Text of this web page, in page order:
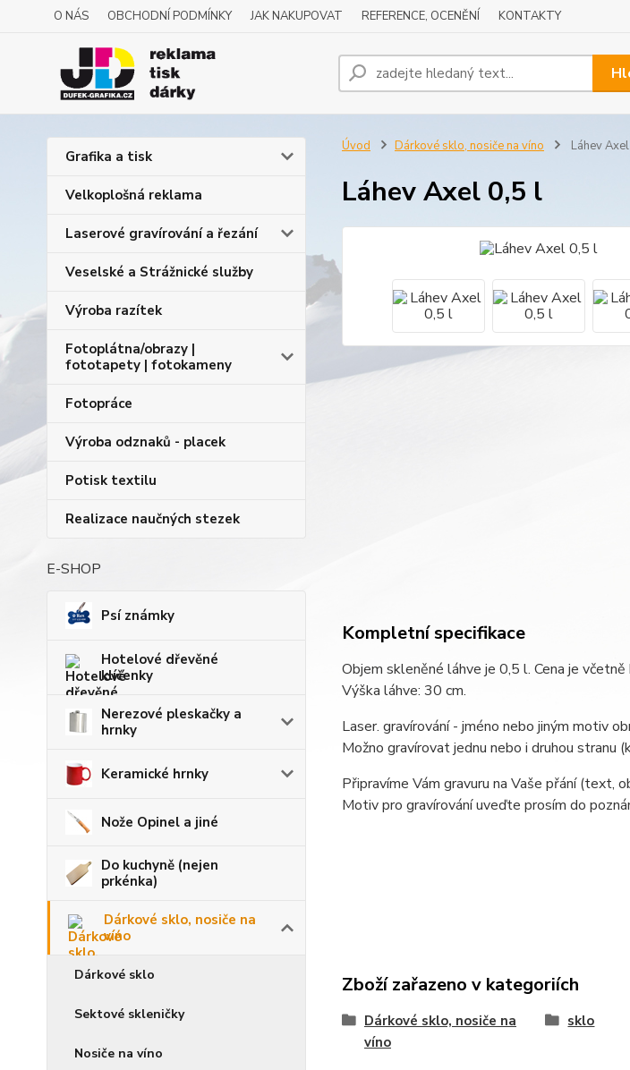
O NÁS OBCHODNÍ PODMÍNKY JAK NAKUPOVAT REFERENCE, OCENĚNÍ KONTAKTY
Grafika a tisk
Velkoplošná reklama
Laserové gravírování a řezání
Veselské a Strážnické služby
Výroba razítek
Fotoplátna/obrazy |
fototapety | fotokameny
Fotopráce
Výroba odznaků - placek
Potisk textilu
Realizace naučných stezek
E-SHOP
Psí známky
Hotelové dřevěné
klíčenky
Nerezové pleskačky a
hrnky
Keramické hrnky
Nože Opinel a jiné
Do kuchyně (nejen
prkénka)
Dárkové sklo, nosiče na
víno
Dárkové sklo
Sektové skleničky
Nosiče na víno
Úvod Dárkové sklo, nosiče na víno Láhev
Láhev Axel 0,5 l
Kompletní specifikace
Objem skleněné láhve je 0,5 l. Cena je
Výška láhve: 30 cm.
Laser. gravírování - jméno nebo jiným motiv
Možno gravírovat jednu nebo i druhou stranu
Připravíme Vám gravuru na Vaše přání (text,
Motiv pro gravírování uveďte prosím do
Zboží zařazeno v kategoriích
Dárkové sklo, nosiče na
víno
sklo